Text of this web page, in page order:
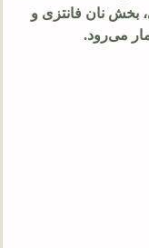
بخش نان فانتزی و
می‌رود.